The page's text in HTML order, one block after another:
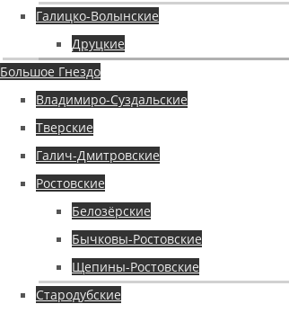
Галицко-Волынские
Друцкие
Большое Гнездо
Владимиро-Суздальские
Тверские
Галич-Дмитровские
Ростовские
Белозёрские
Бычковы-Ростовские
Щепины-Ростовские
Стародубские